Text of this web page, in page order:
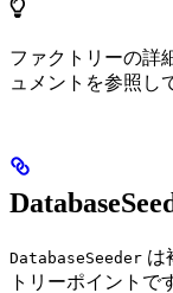
ファクトリーの詳
ュメントを参照し
DatabaseSeeder は
トリーポイントで